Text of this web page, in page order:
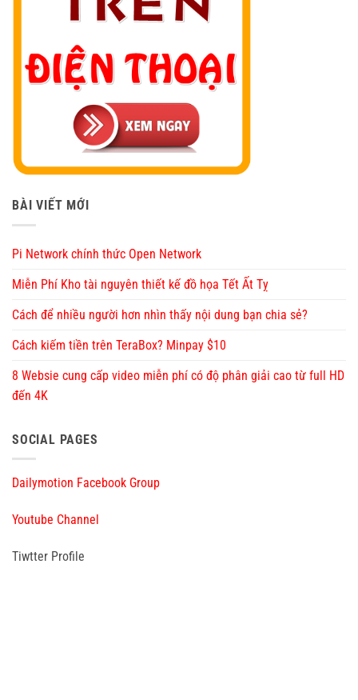
BÀI VIẾT MỚI
Pi Network chính thức Open Network
Miễn Phí Kho tài nguyên thiết kế đồ họa Tết Ất Tỵ
Cách để nhiều người hơn nhìn thấy nội dung bạn chia sẻ?
Cách kiếm tiền trên TeraBox? Minpay $10
8 Websie cung cấp video miễn phí có độ phân giải cao từ full HD
đến 4K
SOCIAL PAGES
Dailymotion Facebook Group
Youtube Channel
Tiwtter Profile